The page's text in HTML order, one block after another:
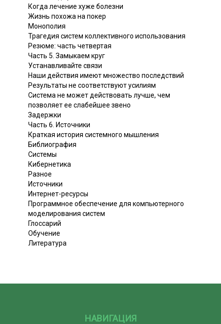
Когда лечение хуже болезни
Жизнь похожа на покер
Монополия
Трагедия систем коллективного использования
Резюме: часть четвертая
Часть 5. Замыкаем круг
Устанавливайте связи
Наши действия имеют множество последствий
Результаты не соответствуют усилиям
Система не может действовать лучше, чем
позволяет ее слабейшее звено
Задержки
Часть 6. Источники
Краткая история системного мышления
Библиография
Системы
Кибернетика
Разное
Источники
Интернет-ресурсы
Программное обеспечение для компьютерного
моделирования систем
Глоссарий
Обучение
Литература
НАВИГАЦИЯ